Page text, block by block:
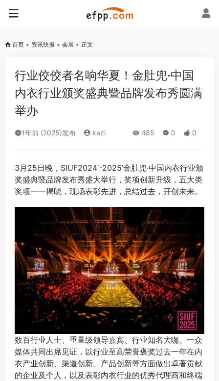
首页 • 资讯快报 • 会展 • 正文
行业佼佼者名响华夏！金肚兜·中国
内衣行业颁奖盛典暨品牌发布秀圆满
举办
1年前 (2025)发布 kazi 485 0 0
3月25日晚，SIUF2024′-2025’金肚兜·中国内衣行业颁
奖盛典暨品牌发布秀盛大举行，奖项创新升级，五大类
奖项一一揭晓，现场表彰先进，总结过去，开创未来。
数百行业人士、重量级领导嘉宾、行业知名大咖、一众
媒体共同出席见证，以行业至高荣誉褒奖过去一年在内
衣产业创新、渠道创新、产品创新等方面做出卓著贡献
的企业及个人，以及表彰内衣行业的优秀代理商和终端